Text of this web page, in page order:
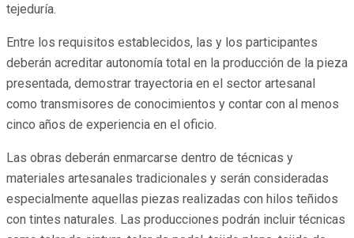
tejeduría.
Entre los requisitos establecidos, las y los participantes
deberán acreditar autonomía total en la producción de la pieza
presentada, demostrar trayectoria en el sector artesanal
como transmisores de conocimientos y contar con al menos
cinco años de experiencia en el oficio.
Las obras deberán enmarcarse dentro de técnicas y
materiales artesanales tradicionales y serán consideradas
especialmente aquellas piezas realizadas con hilos teñidos
con tintes naturales. Las producciones podrán incluir técnicas